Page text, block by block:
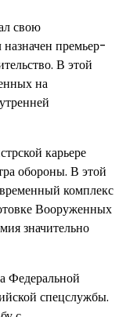
свою
премьер-
В этой
на
карьере
обороны. В этой
комплекс
Вооруженных
значительно
Федеральной
спецслужбы.